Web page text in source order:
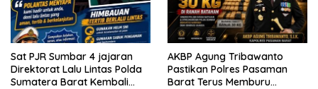
Sat PJR Sumbar 4 jajaran
Direktorat Lalu Lintas Polda
Sumatera Barat Kembali
AKBP Agung Tribawanto
Pastikan Polres Pasaman
Barat Terus Memburu